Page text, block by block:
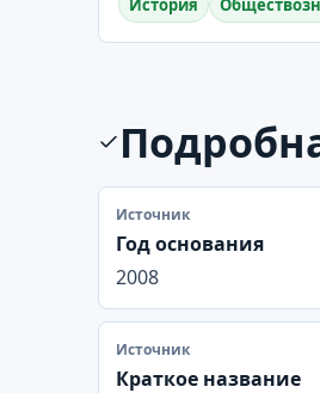
Источник
Год основания
2008
Источник
Краткое название